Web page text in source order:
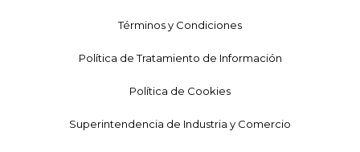
Términos y Condiciones
Política de Tratamiento de Información
Política de Cookies
Superintendencia de Industria y Comercio